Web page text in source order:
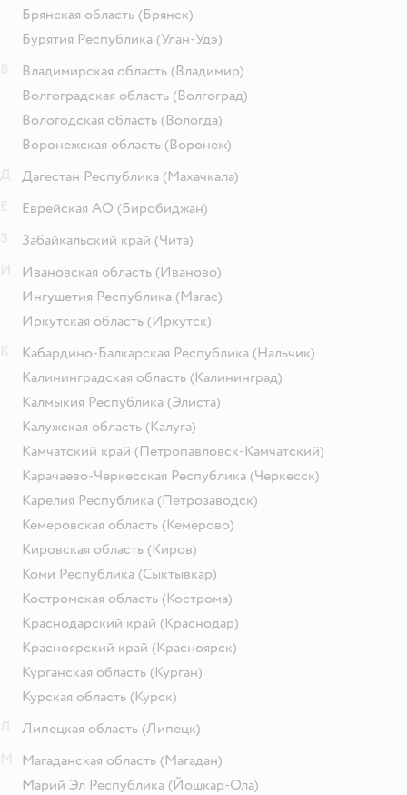
Брянская область (Брянск)
Бурятия Республика (Улан-Удэ)
Владимирская область (Владимир)
Волгоградская область (Волгоград)
Вологодская область (Вологда)
Воронежская область (Воронеж)
Дагестан Республика (Махачкала)
Еврейская АО (Биробиджан)
Забайкальский край (Чита)
Ивановская область (Иваново)
Ингушетия Республика (Магас)
Иркутская область (Иркутск)
Кабардино-Балкарская Республика (Нальчик)
Калининградская область (Калининград)
Калмыкия Республика (Элиста)
Калужская область (Калуга)
Камчатский край (Петропавловск-Камчатский)
Карачаево-Черкесская Республика (Черкесск)
Карелия Республика (Петрозаводск)
Кемеровская область (Кемерово)
Кировская область (Киров)
Коми Республика (Сыктывкар)
Костромская область (Кострома)
Краснодарский край (Краснодар)
Красноярский край (Красноярск)
Курганская область (Курган)
Курская область (Курск)
Липецкая область (Липецк)
Магаданская область (Магадан)
Марий Эл Республика (Йошкар-Ола)